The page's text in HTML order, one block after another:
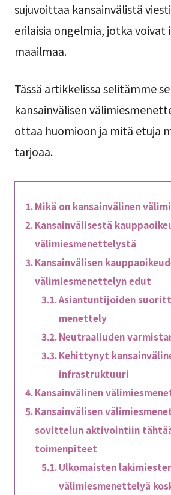
sujuvoittaa kansainvälistä
erilaisia ongelmia, jotka voivat
maailmaa.
Tässä artikkelissa selitämme
kansainvälisen
ottaa huomioon ja mitä etuja
tarjoaa.
Mikä on kansainvälinen
Kansainvälisestä
välimiesmenettelystä
Kansainvälisen
välimiesmenettelyn edut
Asiantuntijoiden
menettely
Neutraaliuden
Kehittynyt
infrastruktuuri
Kansainvälinen
Kansainvälisen
sovittelun aktivointiin
toimenpiteet
Ulkomaisten
välimiesmenettelyä